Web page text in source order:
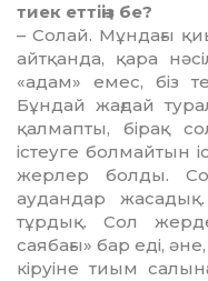
тиек еттіңіз бе?
– Солай. Мұндағы
айтқанда, қара
«адам» емес, біз
Бұндай жағ­дай
қалмапты, бірақ
істеуге бол­­майтын
жерлер болды.
аудандар
тұрдық. Сол
саябағы» бар еді,
кіруіне тиым